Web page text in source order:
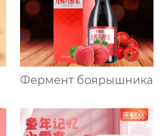
Фермент боярышника